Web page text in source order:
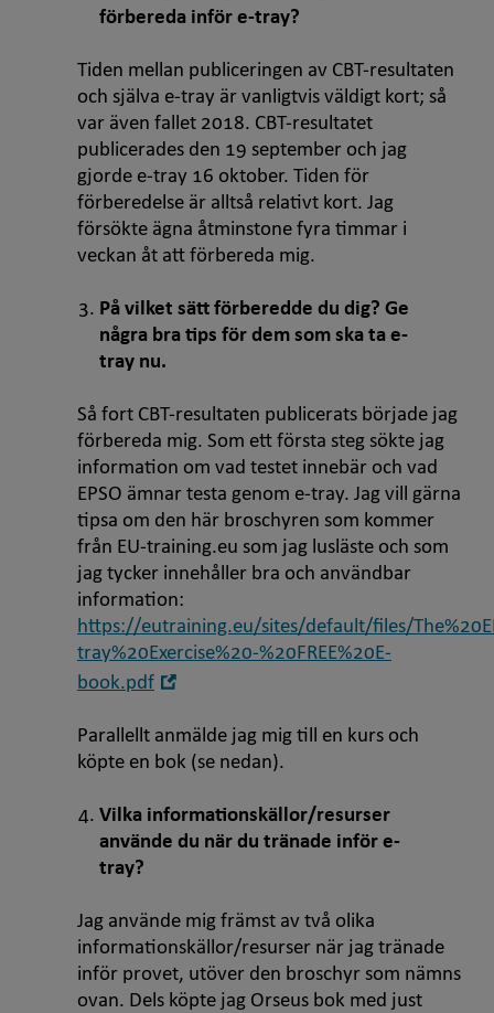
förbereda inför e-tray?
Tiden mellan publiceringen av CBT-resultaten
och själva e-tray är vanligtvis väldigt kort; så
var även fallet 2018. CBT-resultatet
publicerades den 19 september och jag
gjorde e-tray 16 oktober. Tiden för
förberedelse är alltså relativt kort. Jag
försökte ägna åtminstone fyra timmar i
veckan åt att förbereda mig.
På vilket sätt förberedde du dig? Ge
några bra tips för dem som ska ta e-
tray nu.
Så fort CBT-resultaten publicerats började jag
förbereda mig. Som ett första steg sökte jag
information om vad testet innebär och vad
EPSO ämnar testa genom e-tray. Jag vill gärna
tipsa om den här broschyren som kommer
från EU-training.eu som jag lusläste och som
jag tycker innehåller bra och användbar
information:
https://eutraining.eu/sites/default/files/
tray%20Exercise%20-%20FREE%20E-
book.pdf
nytt
fönster
Parallellt anmälde jag mig till en kurs och
köpte en bok (se nedan).
Vilka informationskällor/resurser
använde du när du tränade inför e-
tray?
Jag använde mig främst av två olika
informationskällor/resurser när jag tränade
inför provet, utöver den broschyr som nämns
ovan. Dels köpte jag Orseus bok med just